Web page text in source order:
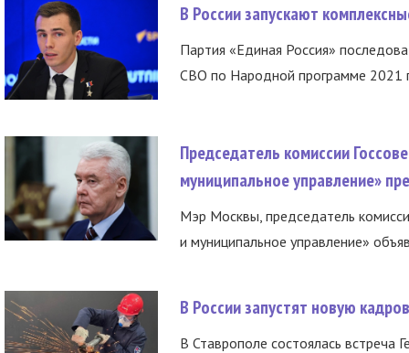
В России запускают
Партия «Единая Россия»
СВО по Народной программе 2021
Председатель комиссии
муниципальное управление»
Мэр Москвы, председатель
и муниципальное управление»
В России запустят новую
В Ставрополе состоялась встреча